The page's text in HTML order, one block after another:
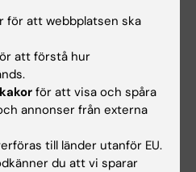
för att webbplatsen ska
att förstå hur
för att visa och spåra
annonser från externa
till länder utanför EU.
du att vi sparar